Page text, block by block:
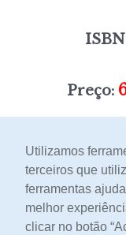
Preço:
Utilizamos
terceiros que
ferramentas
melhor
clicar no botão